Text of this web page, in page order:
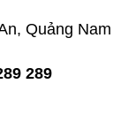
Quảng Nam
289